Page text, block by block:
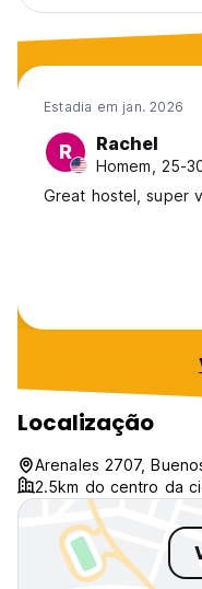
Estadia em jan. 2026
R Rachel
Homem, 25-
Great hostel, super
Localização
Arenales 2707,
2.5km do centro da